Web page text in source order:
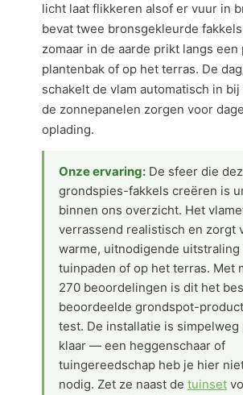
licht laat flikkeren alsof er vuur in
bevat twee bronsgekleurde
zomaar in de aarde prikt langs een
plantenbak of op het terras. De
schakelt de vlam automatisch in
de zonnepanelen zorgen voor
oplading.
Onze ervaring: De sfeer die
grondspies-fakkels creëren is
binnen ons overzicht. Het
verrassend realistisch en zorgt
warme, uitnodigende uitstraling
tuinpaden of op het terras. Met
270 beoordelingen is dit het
beoordeelde grondspot-
test. De installatie is simpelweg
klaar — een heggenschaar of
tuingereedschap heb je hier
nodig. Zet ze naast de tuinset